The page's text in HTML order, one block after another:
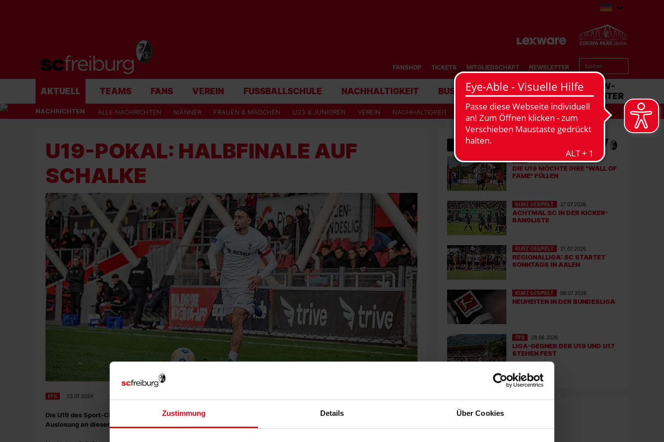
Zustimmung Details Über Cookies
FANSHOP TICKETS MITGLIEDSCHAFT NEWSLETTER
AKTUELL TEAMS FANS VEREIN FUSSBALLSCHULE NACHHALTIGKEIT BUSINESS STADION MATCHCENTER
NACHRICHTEN ALLE NACHRICHTEN MÄNNER FRAUEN & MÄDCHEN U23 & JUNIOREN VEREIN NACHHALTIGKEIT
U19-POKAL: HALBFINALE AUF
SCHALKE
FFS 23.01.2024
Die U19 des Sport-Club muss im Halbfinale des DFB-Pokals der Junioren zum FC Schalke 04. Das ergab die
Auslosung an diesem Dienstag.
FFS 30.07.2026
DIE U19 MÖCHTE IHRE "WALL OF
FAME" FÜLLEN
KURZ GESPIELT 27.07.2026
ACHTMAL SC IN DER KICKER-
RANGLISTE
KURZ GESPIELT 21.07.2026
REGIONALLIGA: SC STARTET
SONNTAGS IN AALEN
KURZ GESPIELT 06.07.2026
NEUHEITEN IN DER BUNDESLIGA
FFS 28.06.2026
LIGA-GEGNER DER U19 UND U17
STEHEN FEST